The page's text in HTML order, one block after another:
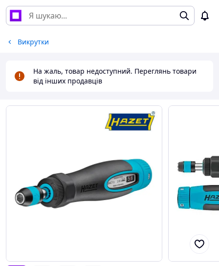
Викрутки
На жаль, товар недоступний. Переглянь товари
від інших продавців